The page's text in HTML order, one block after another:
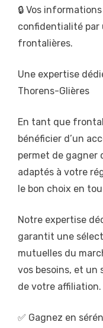
🔒 Vos
confidentialité par
frontalières.
Une expertise
Thorens-Glières
En tant que
bénéficier d’un
permet de gagner
adaptés à votre
le bon choix en
Notre expertise
garantit une
mutuelles du
vos besoins, et un
de votre affiliation.
✅ Gagnez en